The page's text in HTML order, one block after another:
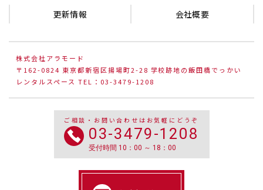
更新情報 会社概要
株式会社アラモード
〒162-0824 東京都新宿区揚場町2-28 学校跡地の飯田橋でっかい
レンタルスペース TEL：03-3479-1208
ご相談・お問い合わせはお気軽にどうぞ
03-3479-1208
受付時間 10：00 ～ 18：00